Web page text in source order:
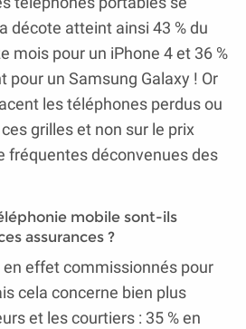
décote atteint ainsi 43 % du
mois pour un iPhone 4 et 36 %
pour un Samsung Galaxy ! Or
les téléphones perdus ou
grilles et non sur le prix
fréquentes déconvenues des
mobile sont-ils
assurances ?
en effet commissionnés pour
cela concerne bien plus
et les courtiers : 35 % en